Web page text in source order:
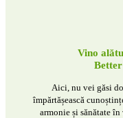
Vino
Aici, nu vei găsi
împărtășească
armonie și sănătate